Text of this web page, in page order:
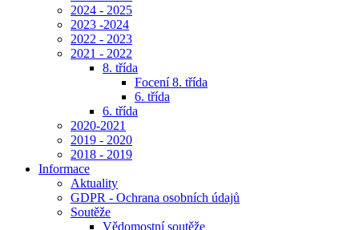
2024 - 2025
2023 -2024
2022 - 2023
2021 - 2022
8. třída
Focení 8. třída
6. třída
6. třída
2020-2021
2019 - 2020
2018 - 2019
Informace
Aktuality
GDPR - Ochrana osobních údajů
Soutěže
Vědomostní soutěže